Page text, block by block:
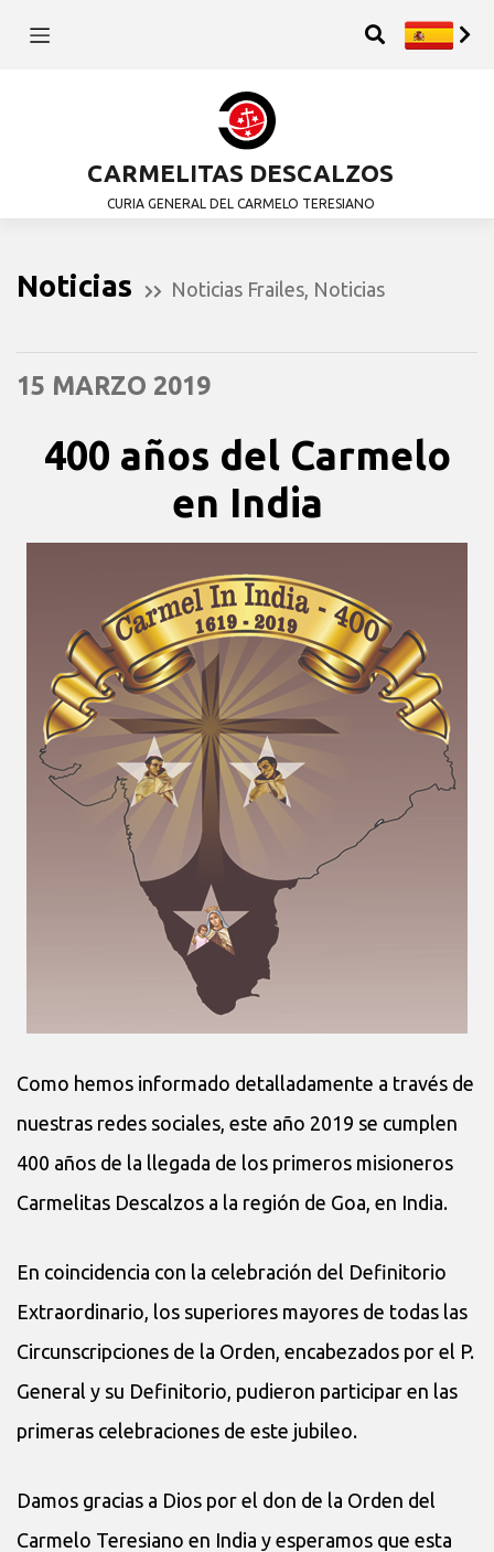
CARMELITAS DESCALZOS
CURIA GENERAL DEL CARMELO TERESIANO
Noticias Noticias Frailes Noticias
15 MARZO 2019
400 años del Carmelo
en India
Como hemos informado detalladamente a través de
nuestras redes sociales, este año 2019 se cumplen
400 años de la llegada de los primeros misioneros
Carmelitas Descalzos a la región de Goa, en India.
En coincidencia con la celebración del Definitorio
Extraordinario, los superiores mayores de todas las
Circunscripciones de la Orden, encabezados por el P.
General y su Definitorio, pudieron participar en las
primeras celebraciones de este jubileo.
Damos gracias a Dios por el don de la Orden del
Carmelo Teresiano en India y esperamos que esta